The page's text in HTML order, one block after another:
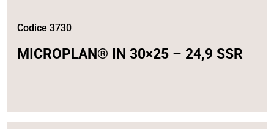
Codice 3730
MICROPLAN® IN 30×25 – 24,9 SSR